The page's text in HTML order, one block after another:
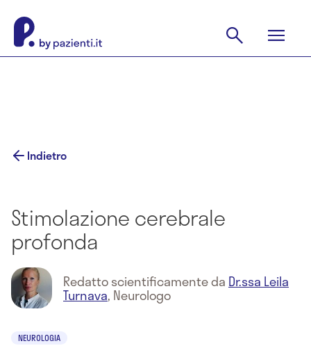
Indietro
Stimolazione cerebrale
profonda
Redatto scientificamente da Dr.ssa Leila
Turnava, Neurologo
NEUROLOGIA